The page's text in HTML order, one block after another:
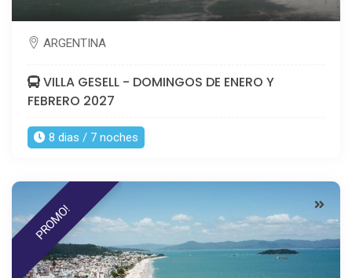
ARGENTINA
VILLA GESELL - DOMINGOS DE ENERO Y
FEBRERO 2027
8 dias / 7 noches
PROMO!